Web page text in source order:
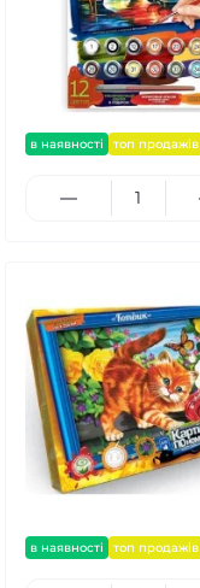
в наявності топ продажів
в наявності топ продажів